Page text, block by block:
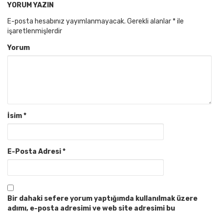
YORUM YAZIN
E-posta hesabınız yayımlanmayacak. Gerekli alanlar *ile
işaretlenmişlerdir
Yorum
İsim*
E-Posta Adresi*
Bir dahaki sefere yorum yaptığımda kullanılmak üzere
adımı, e-posta adresimi ve web site adresimi bu